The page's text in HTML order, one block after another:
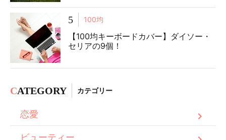
5 100均
【100均キーボードカバー】ダイソー・
セリアの9個！
CATEGORY カテゴリー
恋愛
ビューティー